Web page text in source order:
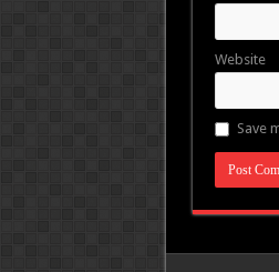
Website
Save